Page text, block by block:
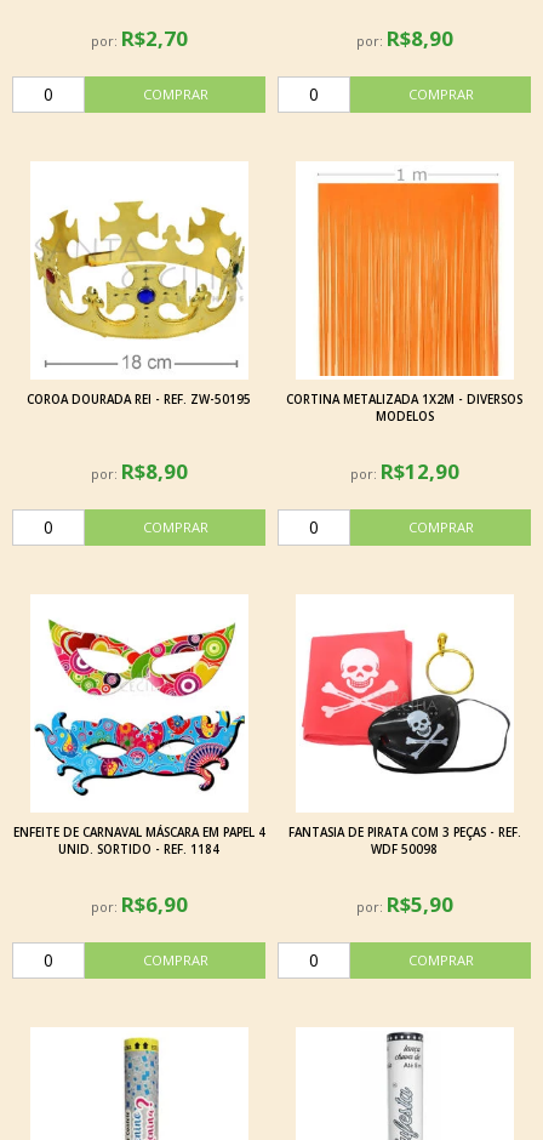
por: R$2,70 por: R$8,90
COROA DOURADA REI - REF. ZW-50195
por: R$8,90
CORTINA METALIZADA 1X2M - DIVERSOS
MODELOS
por: R$12,90
ENFEITE DE CARNAVAL MÁSCARA EM PAPEL 4
UNID. SORTIDO - REF. 1184
por: R$6,90
FANTASIA DE PIRATA COM 3 PEÇAS - REF.
WDF 50098
por: R$5,90